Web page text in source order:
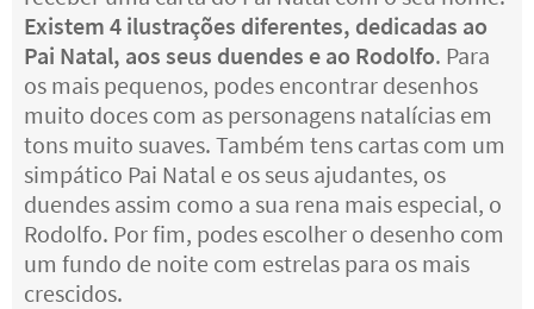
Existem 4 ilustrações diferentes, dedicadas ao
Pai Natal, aos seus duendes e ao Rodolfo. Para
os mais pequenos, podes encontrar desenhos
muito doces com as personagens natalícias em
tons muito suaves. Também tens cartas com um
simpático Pai Natal e os seus ajudantes, os
duendes assim como a sua rena mais especial, o
Rodolfo. Por fim, podes escolher o desenho com
um fundo de noite com estrelas para os mais
crescidos.